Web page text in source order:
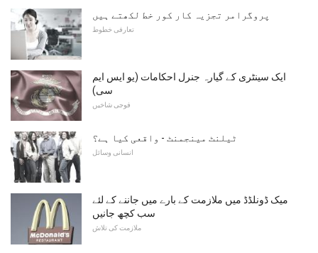
پروگرامر تجزیہ کار کور خط لکھتے ہیں
تعارفی خطوط
ایک سینٹری کے گیارہ جنرل احکامات (یو ایس ایم
سی)
فوجی شاخیں
ٹیلنٹ مینجمنٹ - واقعی کیا ہے؟
انسانی وسائل
میک ڈونلڈڈ میں ملازمت کے بارے میں جاننے کے لئے
سب کچھ جانیں
ملازمت کی تلاش